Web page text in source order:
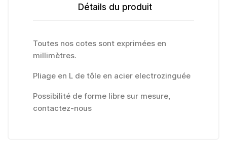
Détails du produit
Toutes nos cotes sont exprimées en
millimètres.
Pliage en L de tôle en acier electrozinguée
Possibilité de forme libre sur mesure,
contactez-nous